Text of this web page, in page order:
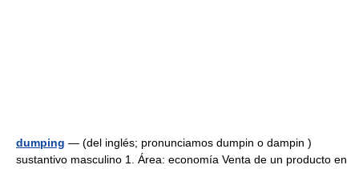
dumping — (del inglés; pronunciamos dumpin o dampin )
sustantivo masculino 1. Área: economía Venta de un producto en